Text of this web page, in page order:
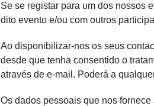
Se se registar para um dos nossos
dito evento e/ou com outros
Ao disponibilizar-nos os seus
desde que tenha consentido o
através de e-mail. Poderá a
Os dados pessoais que nos